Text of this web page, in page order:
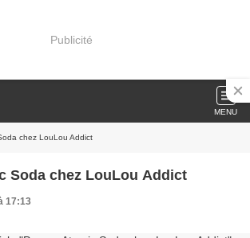
Publicité
MENU
chez LouLou Addict
Soda chez LouLou Addict
17:13